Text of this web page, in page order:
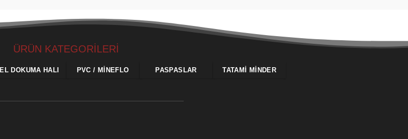
ÜRÜN KATEGORİLERİ
EL DOKUMA HALI PVC / MINEFLO PASPASLAR TATAMI MINDER